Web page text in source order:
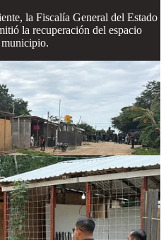
la Fiscalía General del Estado
la recuperación del espacio